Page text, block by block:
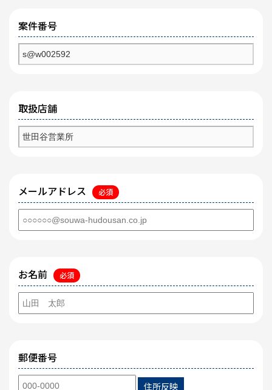
案件番号
取扱店舗
メールアドレス 必須
お名前 必須
郵便番号
住所反映